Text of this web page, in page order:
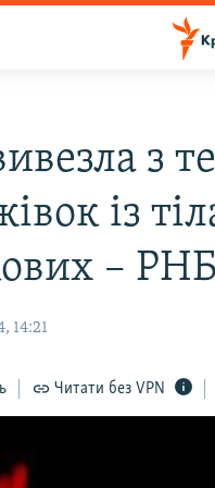
з
із
–
14:21
Читати без VPN